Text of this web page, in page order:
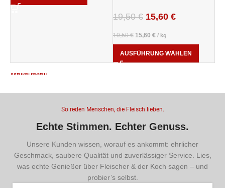
19,50€ 15,60 €
19,50€ 15,60 € / kg
AUSFÜHRUNG WÄHLEN
Weiterlesen
So reden Menschen, die Fleisch lieben.
Echte Stimmen. Echter Genuss.
Unsere Kunden wissen, worauf es ankommt: ehrlicher
Geschmack, saubere Qualität und zuverlässiger Service. Lies,
was echte Genießer über Fleischer & der Koch sagen – und
probier’s selbst.